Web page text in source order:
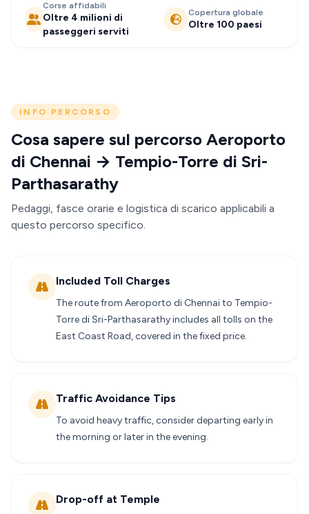
Corse affidabili
Oltre 4 milioni di
passeggeri serviti
Copertura globale
Oltre 100 paesi
INFO PERCORSO
Cosa sapere sul percorso Aeroporto
di Chennai → Tempio-Torre di Sri-
Parthasarathy
Pedaggi, fasce orarie e logistica di scarico applicabili a
questo percorso specifico.
Included Toll Charges
The route from Aeroporto di Chennai to Tempio-
Torre di Sri-Parthasarathy includes all tolls on the
East Coast Road, covered in the fixed price.
Traffic Avoidance Tips
To avoid heavy traffic, consider departing early in
the morning or later in the evening.
Drop-off at Temple